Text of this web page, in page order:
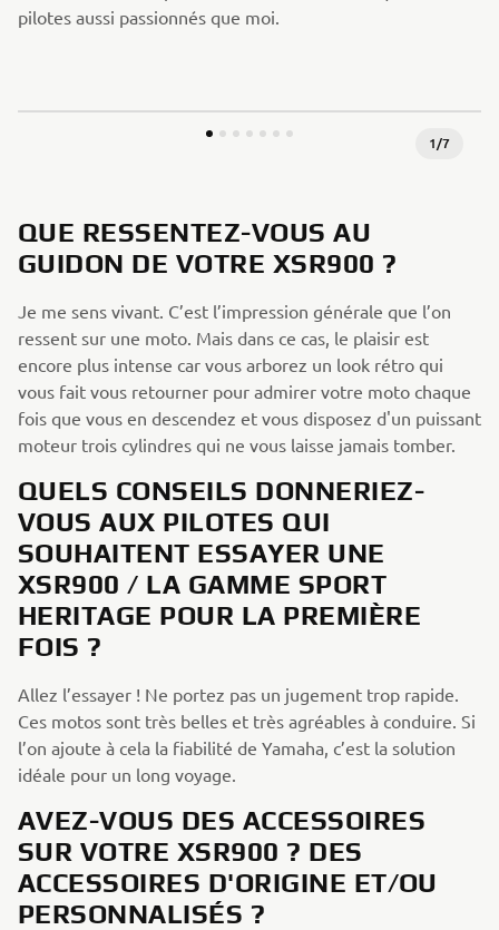
pilotes aussi passionnés que moi.
1/7
QUE RESSENTEZ-VOUS AU
GUIDON DE VOTRE XSR900 ?
Je me sens vivant. C’est l’impression générale que l’on
ressent sur une moto. Mais dans ce cas, le plaisir est
encore plus intense car vous arborez un look rétro qui
vous fait vous retourner pour admirer votre moto chaque
fois que vous en descendez et vous disposez d'un puissant
moteur trois cylindres qui ne vous laisse jamais tomber.
QUELS CONSEILS DONNERIEZ-
VOUS AUX PILOTES QUI
SOUHAITENT ESSAYER UNE
XSR900 / LA GAMME SPORT
HERITAGE POUR LA PREMIÈRE
FOIS ?
Allez l’essayer ! Ne portez pas un jugement trop rapide.
Ces motos sont très belles et très agréables à conduire. Si
l’on ajoute à cela la fiabilité de Yamaha, c’est la solution
idéale pour un long voyage.
AVEZ-VOUS DES ACCESSOIRES
SUR VOTRE XSR900 ? DES
ACCESSOIRES D'ORIGINE ET/OU
PERSONNALISÉS ?